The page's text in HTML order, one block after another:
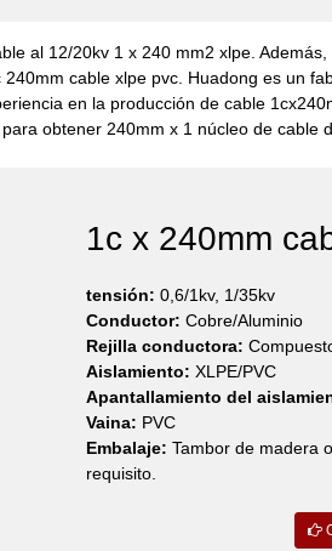
al 12/20kv 1 x 240 mm2 xlpe.
cable xlpe pvc. Huadong es un
en la producción de cable
obtener 240mm x 1 núcleo de cable
1c x 240mm
tensión: 0,6/1kv, 1/35kv
Conductor: Cobre/Aluminio
Rejilla conductora:
Aislamiento: XLPE/PVC
Apantallamiento del
Vaina: PVC
Embalaje: Tambor de madera
requisito.